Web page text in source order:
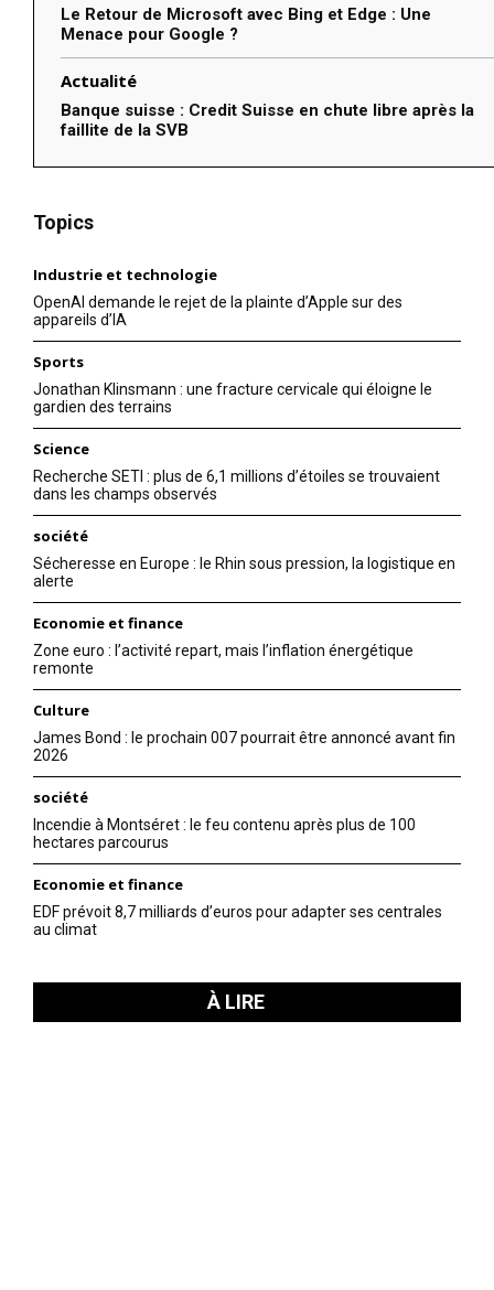
Le Retour de Microsoft avec Bing et Edge : Une
Menace pour Google ?
Actualité
Banque suisse : Credit Suisse en chute libre après la
faillite de la SVB
Topics
Industrie et technologie
OpenAI demande le rejet de la plainte d’Apple sur des
appareils d’IA
Sports
Jonathan Klinsmann : une fracture cervicale qui éloigne le
gardien des terrains
Science
Recherche SETI : plus de 6,1 millions d’étoiles se trouvaient
dans les champs observés
société
Sécheresse en Europe : le Rhin sous pression, la logistique en
alerte
Economie et finance
Zone euro : l’activité repart, mais l’inflation énergétique
remonte
Culture
James Bond : le prochain 007 pourrait être annoncé avant fin
2026
société
Incendie à Montséret : le feu contenu après plus de 100
hectares parcourus
Economie et finance
EDF prévoit 8,7 milliards d’euros pour adapter ses centrales
au climat
À LIRE